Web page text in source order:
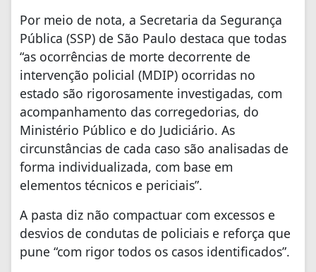
Por meio de nota, a Secretaria da Segurança
Pública (SSP) de São Paulo destaca que todas
“as ocorrências de morte decorrente de
intervenção policial (MDIP) ocorridas no
estado são rigorosamente investigadas, com
acompanhamento das corregedorias, do
Ministério Público e do Judiciário. As
circunstâncias de cada caso são analisadas de
forma individualizada, com base em
elementos técnicos e periciais”.
A pasta diz não compactuar com excessos e
desvios de condutas de policiais e reforça que
pune “com rigor todos os casos identificados”.